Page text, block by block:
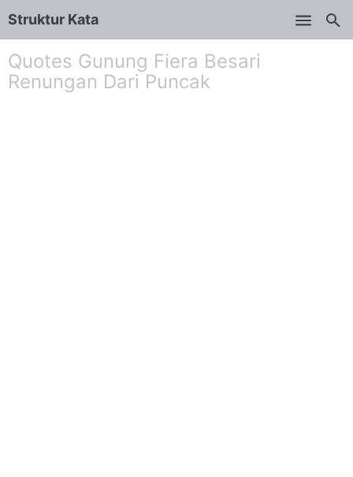
Struktur Kata
Quotes Gunung Fiera Besari
Renungan Dari Puncak